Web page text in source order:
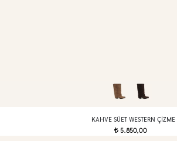
KAHVE SÜET WESTERN ÇIZME
t 5.850,00